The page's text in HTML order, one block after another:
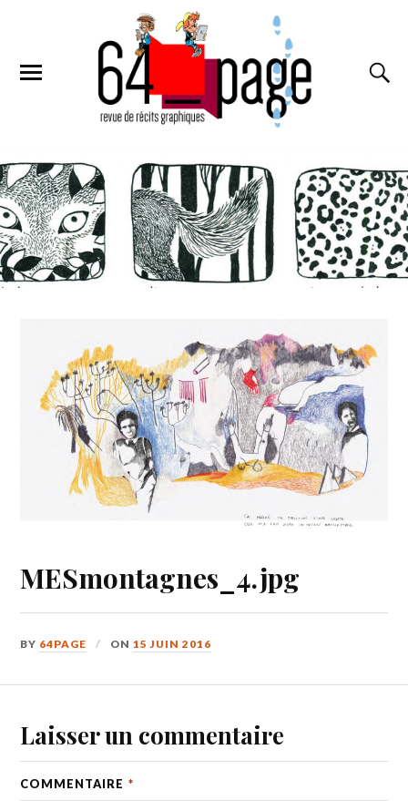
MESmontagnes_4.jpg
BY 64PAGE ON15 JUIN 2016
Laisser un commentaire
COMMENTAIRE *